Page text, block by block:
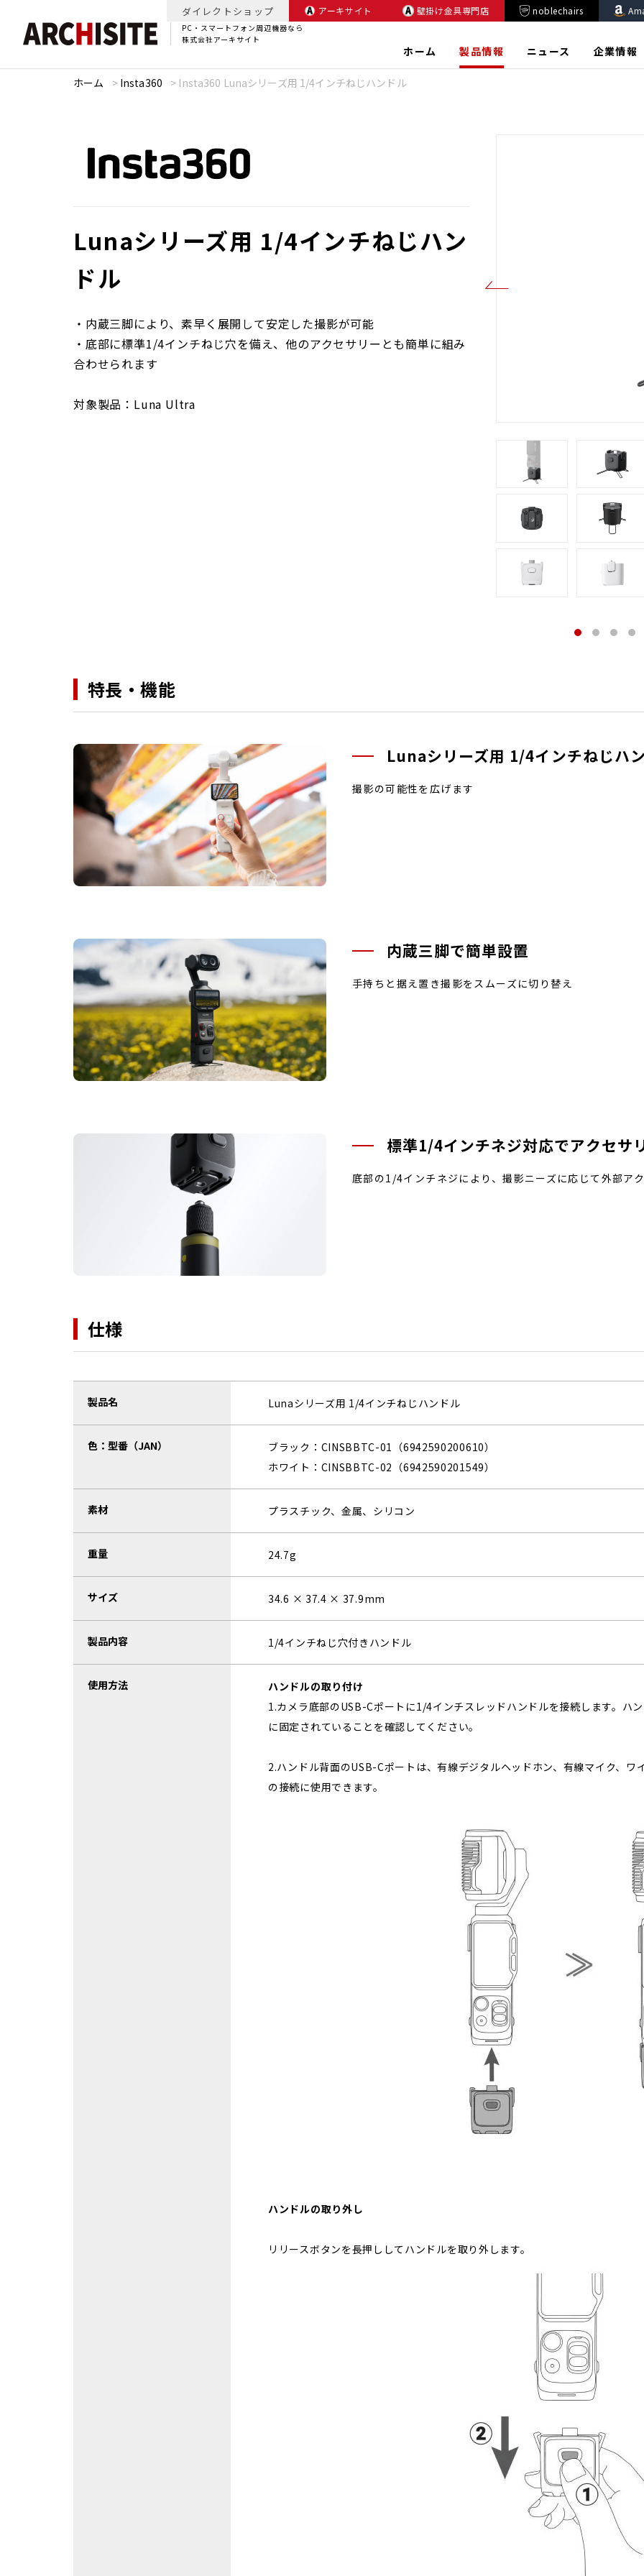
PC・スマートフォン周辺機器なら
株式会社アーキサイト
ダイレクトショップ アーキサイト 壁掛け金具専門店 noblechairs
ホーム 製品情報 ニュース 企業情報
ホーム > Insta360 > Insta360 Lunaシリーズ用 1/4インチねじハンドル
Lunaシリーズ用 1/4インチねじハン
ドル
・内蔵三脚により、素早く展開して安定した撮影が可能
・底部に標準1/4インチねじ穴を備え、他のアクセサリーとも簡単に組み
合わせられます
対象製品：Luna Ultra
特長・機能
Lunaシリーズ用 1/4インチねじハ
撮影の可能性を広げます
内蔵三脚で簡単設置
手持ちと据え置き撮影をスムーズに切り替え
標準1/4インチネジ対応でアクセサ
底部の1/4インチネジにより、撮影ニーズに応じて外部ア
仕様
製品名 Lunaシリーズ用 1/4インチねじハンドル
色：型番（JAN）
ブラック：CINSBBTC-01（6942590200610）
ホワイト：CINSBBTC-02（6942590201549）
素材 プラスチック、金属、シリコン
重量 24.7g
サイズ 34.6 × 37.4 × 37.9mm
製品内容 1/4インチねじ穴付きハンドル
使用方法
ハンドルの取り付け
1.カメラ底部のUSB-Cポートに1/4インチスレッドハンドルを接続します。ハ
に固定されていることを確認してください。
2.ハンドル背面のUSB-Cポートは、有線デジタルヘッドホン、有線マイク、
の接続に使用できます。
ハンドルの取り外し
リリースボタンを長押ししてハンドルを取り外します。